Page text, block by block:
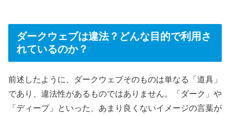
ダークウェブは違法？どんな目的で利用さ
れているのか？
前述したように、ダークウェブそのものは単なる「道具」
であり、違法性があるものではありません。「ダーク」や
「ディープ」といった、あまり良くないイメージの言葉が